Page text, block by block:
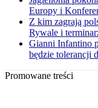
Europy i
Z kim zagrają
Rywale i
Gianni Infantino
będzie tolerancji
Promowane treści